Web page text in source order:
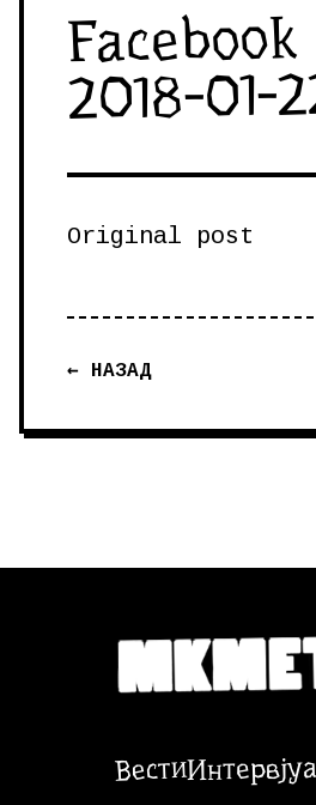
2018-01-
Original post
← НАЗАД
ВестиИнтервјуа